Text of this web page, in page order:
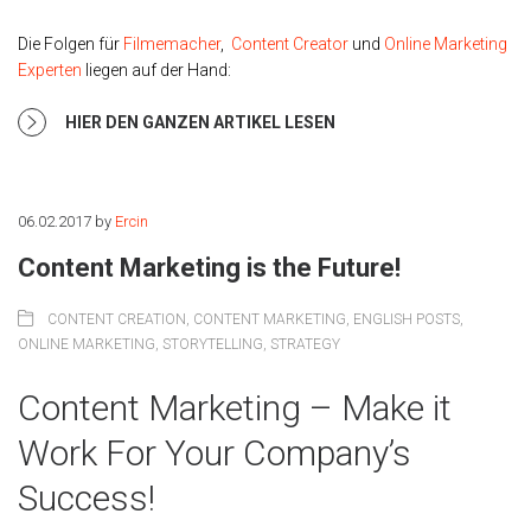
Die Folgen für Filmemacher, Content Creator und Online Marketing
Experten liegen auf der Hand:
HIER DEN GANZEN ARTIKEL LESEN
06.02.2017 by Ercin
Content Marketing is the Future!
CONTENT CREATION , CONTENT MARKETING, ENGLISH POSTS,
ONLINE MARKETING, STORYTELLING, STRATEGY
Content Marketing – Make it
Work For Your Company’s
Success!